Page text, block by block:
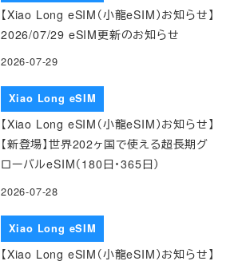
【Xiao Long eSIM（小龍eSIM）お知らせ】
2026/07/29 eSIM更新のお知らせ
2026-07-29
Xiao Long eSIM
【Xiao Long eSIM（小龍eSIM）お知らせ】
【新登場】世界202ヶ国で使える超長期グ
ローバルeSIM（180日・365日）
2026-07-28
Xiao Long eSIM
【Xiao Long eSIM（小龍eSIM）お知らせ】